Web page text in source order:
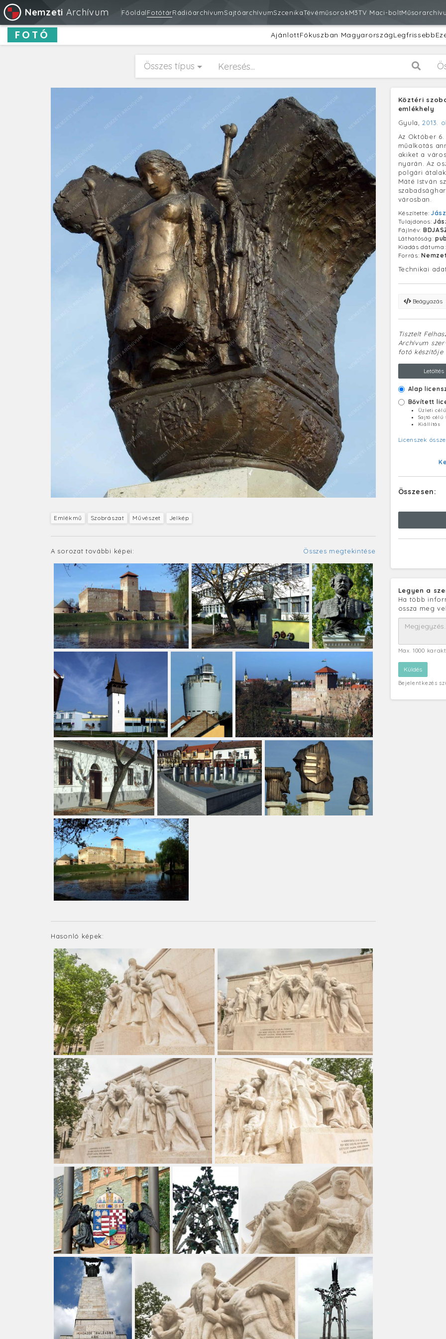
Nemzeti Archívum FőoldalFotótárRádióarchívumSajtóarchívumSzcenikaTévéműsorokM3TV Maci-bolt
FOTÓ AjánlottFókuszban MagyarországLegfrissebb
Összes típus
Emlékmű Szobrászat Művészet Jelkép
A sorozat további képei: Összes megtekintése
Hasonló képek:
Köztéri
emlékhely
Gyula,2013.
Az Október
műalkotás
akiket a
nyarán. Az
polgári
Máté István
városban.
Készítette:
Tulajdonos:
Fájlnév:
Láthatóság:
Kiadás dátuma:
Forrás:
Technikai
Beágyazás
Tisztelt
Archívum
fotó készítője
Letöltés
Alap
Bővített
Üzleti
Sajtó
Kiállítás
Licenszek
Összesen:
Legyen a
Ha több
ossza meg
Max. 1000
Bejelentkezés